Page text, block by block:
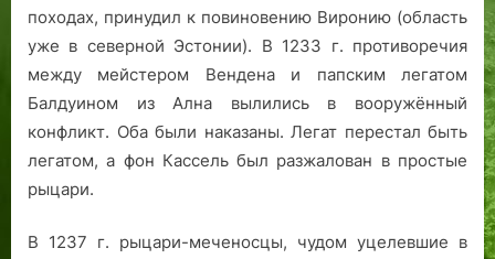
походах, принудил к повиновению Виронию (область
уже в северной Эстонии). В 1233 г. противоречия
между мейстером Вендена и папским легатом
Балдуином из Ална вылились в вооружённый
конфликт. Оба были наказаны. Легат перестал быть
легатом, а фон Кассель был разжалован в простые
рыцари.
В 1237 г. рыцари-меченосцы, чудом уцелевшие в